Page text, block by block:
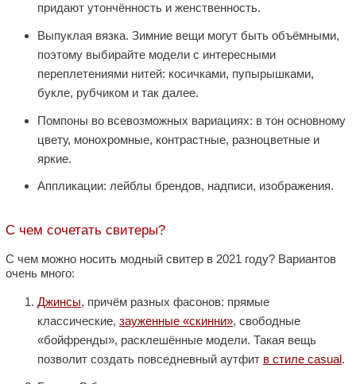
придают утончённость и женственность.
Выпуклая вязка. Зимние вещи могут быть объёмными,
поэтому выбирайте модели с интересными
переплетениями нитей: косичками, пупырышками,
букле, рубчиком и так далее.
Помпоны во всевозможных вариациях: в тон основному
цвету, монохромные, контрастные, разноцветные и
яркие.
Аппликации: лейблы брендов, надписи, изображения.
С чем сочетать свитеры?
С чем можно носить модный свитер в 2021 году? Вариантов
очень много:
Джинсы, причём разных фасонов: прямые
классические, зауженные «скинни», свободные
«бойфренды», расклешённые модели. Такая вещь
позволит создать повседневный аутфит в стиле casual.